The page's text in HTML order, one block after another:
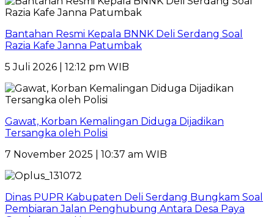
Bantahan Resmi Kepala BNNK Deli Serdang Soal
Razia Kafe Janna Patumbak
5 Juli 2026 | 12:12 pm WIB
Gawat, Korban Kemalingan Diduga Dijadikan
Tersangka oleh Polisi
7 November 2025 | 10:37 am WIB
Dinas PUPR Kabupaten Deli Serdang Bungkam Soal
Pembiaran Jalan Penghubung Antara Desa Paya